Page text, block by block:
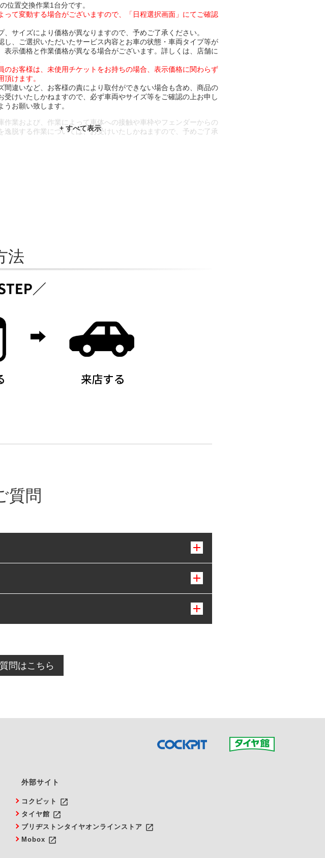
位置交換作業1台分です。
って変動する場合がございますので、「日程選択画面」にてご確認
サイズにより価格が異なりますので、予めご了承ください。
し、ご選択いただいたサービス内容とお車の状態・車両タイプ等が
表示価格と作業価格が異なる場合がございます。詳しくは、店舗に
のお客様は、未使用チケットをお持ちの場合、表示価格に関わらず
頂けます。
間違いなど、お客様の責により取付ができない場合も含め、商品の
受けいたしかねますので、必ず車両やサイズ等をご確認の上お申し
うお願い致します。
作業および、作業によって車体への接触や車枠やフェンダーからの
逸脱する作業については、お受けいたしかねますので、予めご了承
法
質問
際は、直接ご予約いただいた店舗へご連絡くださ
問はこちら
外部サイト
コクピット launch
タイヤ館 launch
ブリヂストンタイヤオンラインストア launch
Mobox launch